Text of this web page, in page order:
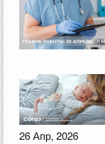
26 Апр, 2026